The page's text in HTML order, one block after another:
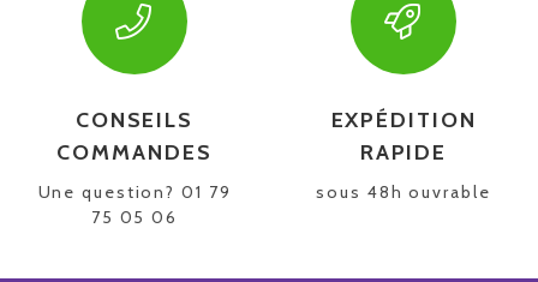
CONSEILS
COMMANDES
Une question? 01 79
75 05 06
EXPÉDITION
RAPIDE
sous 48h ouvrable